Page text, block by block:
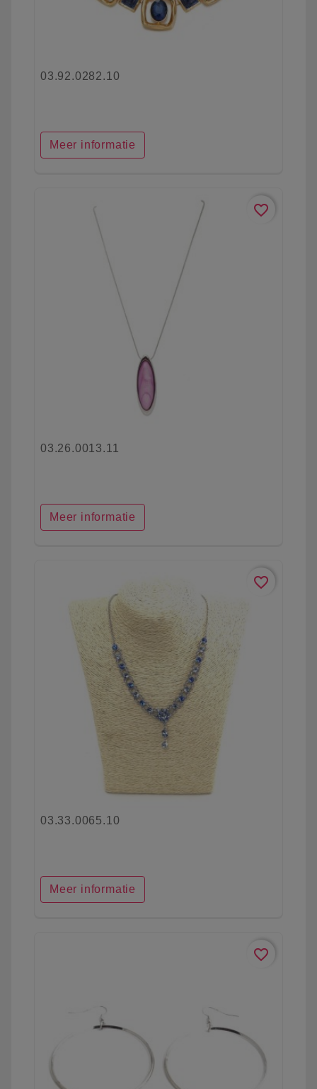
03.92.0282.10
Meer informatie
favorite_border
03.26.0013.11
Meer informatie
favorite_border
03.33.0065.10
Meer informatie
favorite_border